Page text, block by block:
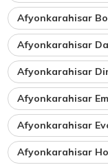
Afyonkarahisar
Afyonkarahisar
Afyonkarahisar
Afyonkarahisar
Afyonkarahisar
Afyonkarahisar